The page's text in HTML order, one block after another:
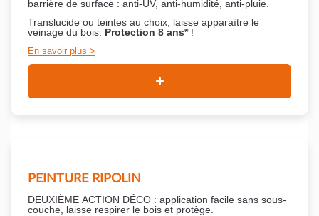
barrière de surface : anti-UV, anti-humidité, anti-pluie.
Translucide ou teintes au choix, laisse apparaître le
veinage du bois. Protection 8 ans*!
En savoir plus
PEINTURE RIPOLIN
DEUXIÈME ACTION DÉCO : application facile sans sous-
couche, laisse respirer le bois et protège.